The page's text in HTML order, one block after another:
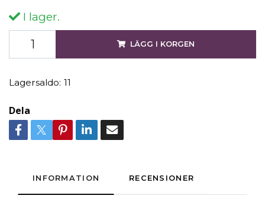
I lager.
LÄGG I KORGEN
Lagersaldo: 11
Dela
INFORMATION RECENSIONER